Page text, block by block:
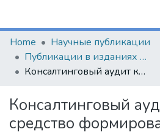
Communities & Collections
All of DSpace
Home
Научные публикации
Публикации в изданиях Республики Беларусь
Консалтинговый аудит как средство формирования профессиональной культуры преподавателя университета
Консалтинговый
средство